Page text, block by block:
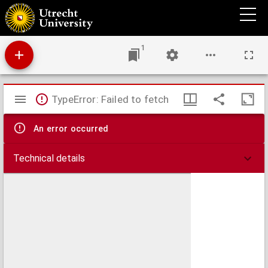
Plan de la ville et citadelle de Cambray : place forte du pays bas capitalle du Comté
Cambresis situé sur la riviere de l'Escaut a trois lieues de Bouchain, a cinq du Quesnoy,
a six et demy de Landrecy, a six de Valenciene, a cinq de Douay, a huit d'Arras, et a six
de Perone, l'Archeveque de Cambray est Duc de Cambray, Comté du Cambresis et Prince
du S. Empire, elle fut prix sur les espagnoles par Louis XIV, le 5.me d'April 1677
1
Mirador
viewer
TypeError: Failed to fetch
An error occurred
Technical details